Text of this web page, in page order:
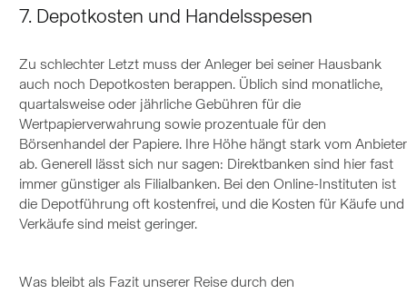
7. Depotkosten und Handelsspesen
Zu schlechter Letzt muss der Anleger bei seiner Hausbank
auch noch Depotkosten berappen. Üblich sind monatliche,
quartalsweise oder jährliche Gebühren für die
Wertpapierverwahrung sowie prozentuale für den
Börsenhandel der Papiere. Ihre Höhe hängt stark vom Anbieter
ab. Generell lässt sich nur sagen: Direktbanken sind hier fast
immer günstiger als Filialbanken. Bei den Online-Instituten ist
die Depotführung oft kostenfrei, und die Kosten für Käufe und
Verkäufe sind meist geringer.
Was bleibt als Fazit unserer Reise durch den